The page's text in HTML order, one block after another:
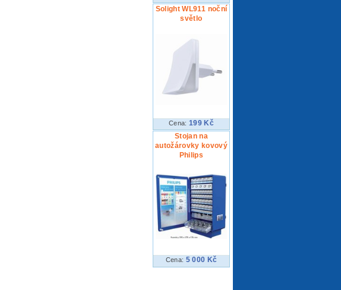
Solight WL911 noční
světlo
Cena: 199 Kč
Stojan na
autožárovky kovový
Philips
Cena: 5 000 Kč